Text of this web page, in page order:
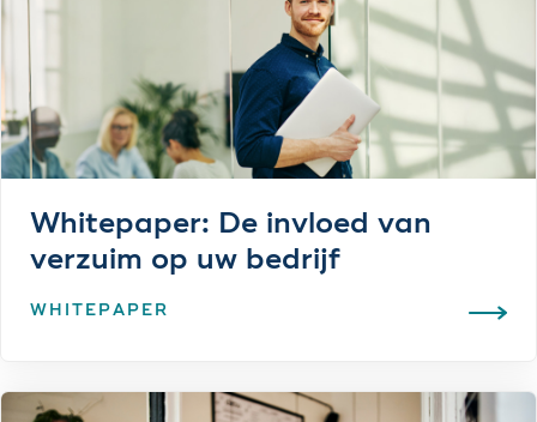
Whitepaper: De invloed van
verzuim op uw bedrijf
WHITEPAPER